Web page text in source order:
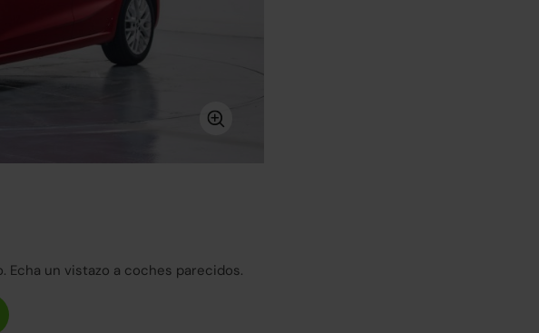
Echa un vistazo a coches parecidos.